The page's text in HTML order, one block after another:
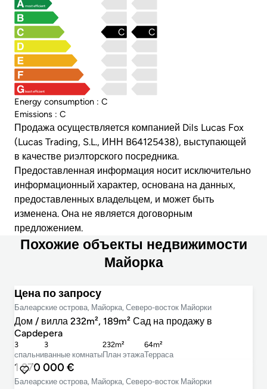
most efficient
least efficient
C
C
Energy consumption : C
Emissions : C
Продажа осуществляется компанией Dils Lucas Fox
(Lucas Trading, S.L., ИНН B64125438), выступающей
в качестве риэлторского посредника.
Предоставленная информация носит исключительно
информационный характер, основана на данных,
предоставленных владельцем, и может быть
изменена. Она не является договорным
предложением.
Похожие объекты недвижимости
Майорка
Цена по запросу
Балеарские острова, Майорка, Северо-восток Майорки
Дом / вилла 232m², 189m² Сад на продажу в
Capdepera
cпальни
3
ванные комнаты
3
План этажа
232m²
Терраса
64m²
1 270 000 €
Балеарские острова, Майорка, Северо-восток Майорки